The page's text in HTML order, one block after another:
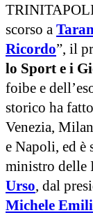
scorso a
Ricordo”, il
lo Sport e i
foibe e
storico ha
Venezia,
e Napoli, ed è
ministro delle
Urso, dal
Michele